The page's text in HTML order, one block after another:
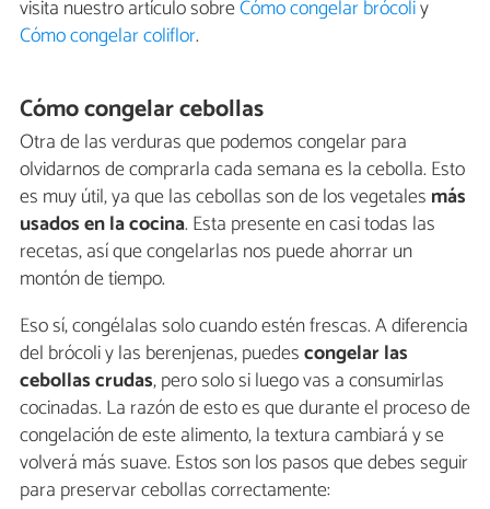
visita nuestro artículo sobreCómo congelar brócoliy
Cómo congelar coliflor.
Cómo congelar cebollas
Otra de las verduras que podemos congelar para
olvidarnos de comprarla cada semana es la cebolla. Esto
es muy útil, ya que las cebollas son de los vegetales más
usados en la cocina. Esta presente en casi todas las
recetas, así que congelarlas nos puede ahorrar un
montón de tiempo.
Eso sí, congélalas solo cuando estén frescas. A diferencia
del brócoli y las berenjenas, puedescongelar las
cebollas crudas, pero solo si luego vas a consumirlas
cocinadas. La razón de esto es que durante el proceso de
congelación de este alimento, la textura cambiará y se
volverá más suave. Estos son los pasos que debes seguir
para preservar cebollas correctamente: